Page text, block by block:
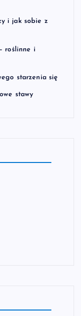
i jak sobie z
roślinne i
starzenia się
stawy